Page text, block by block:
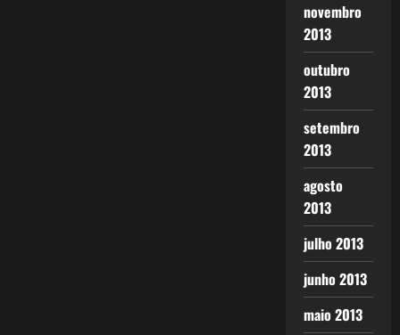
novembro
2013
outubro
2013
setembro
2013
agosto
2013
julho 2013
junho 2013
maio 2013